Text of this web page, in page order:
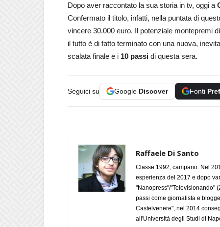
Dopo aver raccontato la sua storia in tv, oggi a
Confermato il titolo, infatti, nella puntata di
vincere 30.000 euro. Il potenziale montepremi
il tutto è di fatto terminato con una nuova,
scalata finale e i 10 passi di questa sera.
Seguici su Google Discover Fonti
Raffaele Di Santo
Classe 1992, campano. Nel
esperienza del 2017 e dopo
"Nanopress"/"Televisionando"
passi come giornalista e
Castelvenere", nel 2014
all'Università degli Studi di